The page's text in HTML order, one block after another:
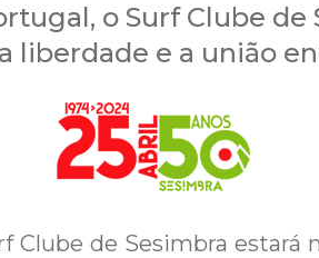
o Surf Clube
liberdade e a união
Clube de Sesimbra estará